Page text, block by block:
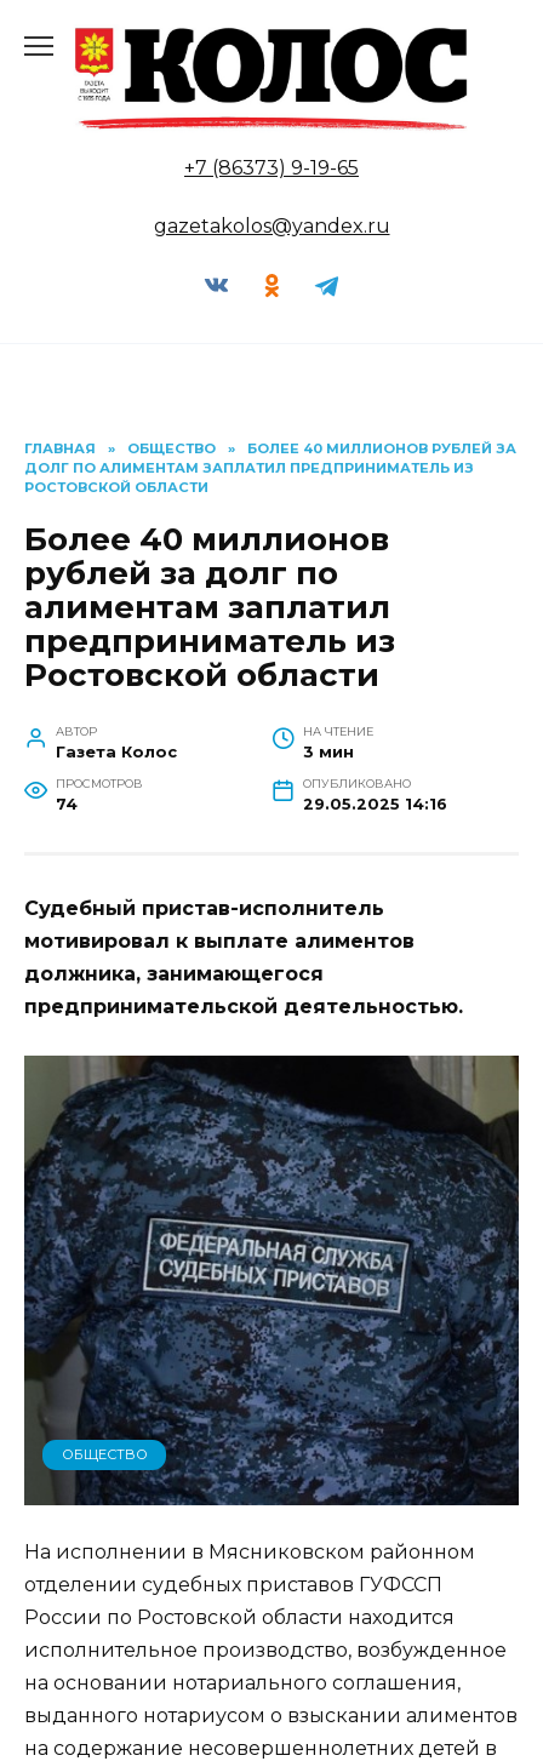
содержанию
+7 (86373) 9-19-65
gazetakolos@yandex.ru
ГЛАВНАЯ » ОБЩЕСТВО »
БОЛЕЕ 40 МИЛЛИОНОВ РУБЛЕЙ ЗА
ДОЛГ ПО АЛИМЕНТАМ ЗАПЛАТИЛ ПРЕДПРИНИМАТЕЛЬ ИЗ
РОСТОВСКОЙ ОБЛАСТИ
Более 40 миллионов
рублей за долг по
алиментам заплатил
предприниматель из
Ростовской области
АВТОР
Газета Колос
НА ЧТЕНИЕ
3 мин
ПРОСМОТРОВ
74
ОПУБЛИКОВАНО
29.05.2025 14:16
Судебный пристав-исполнитель
мотивировал к выплате алиментов
должника, занимающегося
предпринимательской деятельностью.
ОБЩЕСТВО
На исполнении в Мясниковском районном
отделении судебных приставов ГУФССП
России по Ростовской области находится
исполнительное производство, возбужденное
на основании нотариального соглашения,
выданного нотариусом о взыскании алиментов
на содержание несовершеннолетних детей в